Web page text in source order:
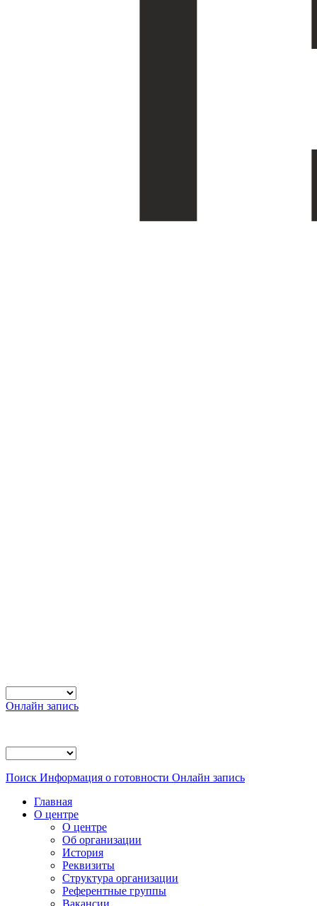
Онлайн запись
Поиск Информация о готовности Онлайн запись
Главная
О центре
О центре
Об организации
История
Реквизиты
Структура организации
Референтные группы
Вакансии